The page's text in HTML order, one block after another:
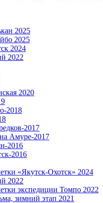
2025
2025
2024
2022
2020
2018
2017
Амуре-2017
2016
2016
«Якутск-Охотск» 2024
2022
экспедиции Томпо 2022
зимний этап 2021